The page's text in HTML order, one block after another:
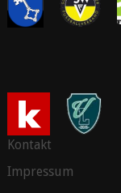
Kontakt
Impressum